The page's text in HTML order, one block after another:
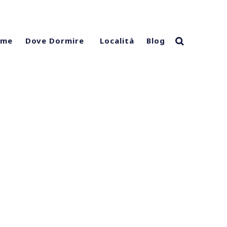
Località Blog